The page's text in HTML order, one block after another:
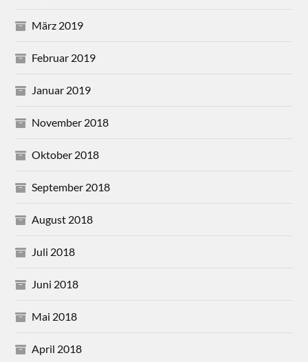
März 2019
Februar 2019
Januar 2019
November 2018
Oktober 2018
September 2018
August 2018
Juli 2018
Juni 2018
Mai 2018
April 2018